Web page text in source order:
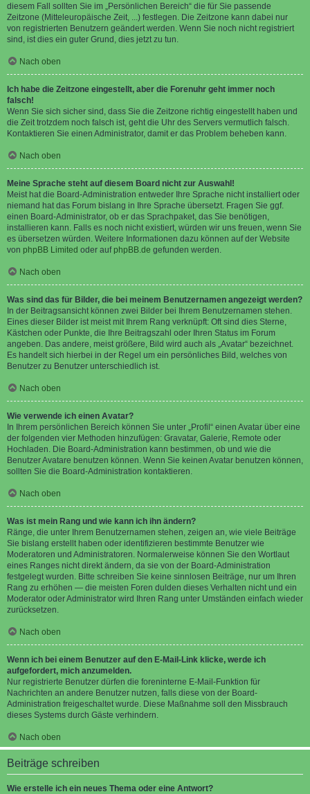
diesem Fall sollten Sie im „Persönlichen Bereich“ die für Sie passende
Zeitzone (Mitteleuropäische Zeit, ...) festlegen. Die Zeitzone kann dabei nur
von registrierten Benutzern geändert werden. Wenn Sie noch nicht registriert
sind, ist dies ein guter Grund, dies jetzt zu tun.
Nach oben
Ich habe die Zeitzone eingestellt, aber die Forenuhr geht immer noch
falsch!
Wenn Sie sich sicher sind, dass Sie die Zeitzone richtig eingestellt haben und
die Zeit trotzdem noch falsch ist, geht die Uhr des Servers vermutlich falsch.
Kontaktieren Sie einen Administrator, damit er das Problem beheben kann.
Nach oben
Meine Sprache steht auf diesem Board nicht zur Auswahl!
Meist hat die Board-Administration entweder Ihre Sprache nicht installiert oder
niemand hat das Forum bislang in Ihre Sprache übersetzt. Fragen Sie ggf.
einen Board-Administrator, ob er das Sprachpaket, das Sie benötigen,
installieren kann. Falls es noch nicht existiert, würden wir uns freuen, wenn Sie
es übersetzen würden. Weitere Informationen dazu können auf der Website
von phpBB Limited oder aufphpBB.de gefunden werden.
Nach oben
Was sind das für Bilder, die bei meinem Benutzernamen angezeigt werden?
In der Beitragsansicht können zwei Bilder bei Ihrem Benutzernamen stehen.
Eines dieser Bilder ist meist mit Ihrem Rang verknüpft: Oft sind dies Sterne,
Kästchen oder Punkte, die Ihre Beitragszahl oder Ihren Status im Forum
angeben. Das andere, meist größere, Bild wird auch als „Avatar“ bezeichnet.
Es handelt sich hierbei in der Regel um ein persönliches Bild, welches von
Benutzer zu Benutzer unterschiedlich ist.
Nach oben
Wie verwende ich einen Avatar?
In Ihrem persönlichen Bereich können Sie unter „Profil“ einen Avatar über eine
der folgenden vier Methoden hinzufügen: Gravatar, Galerie, Remote oder
Hochladen. Die Board-Administration kann bestimmen, ob und wie die
Benutzer Avatare benutzen können. Wenn Sie keinen Avatar benutzen können,
sollten Sie die Board-Administration kontaktieren.
Nach oben
Was ist mein Rang und wie kann ich ihn ändern?
Ränge, die unter Ihrem Benutzernamen stehen, zeigen an, wie viele Beiträge
Sie bislang erstellt haben oder identifizieren bestimmte Benutzer wie
Moderatoren und Administratoren. Normalerweise können Sie den Wortlaut
eines Ranges nicht direkt ändern, da sie von der Board-Administration
festgelegt wurden. Bitte schreiben Sie keine sinnlosen Beiträge, nur um Ihren
Rang zu erhöhen — die meisten Foren dulden dieses Verhalten nicht und ein
Moderator oder Administrator wird Ihren Rang unter Umständen einfach wieder
zurücksetzen.
Nach oben
Wenn ich bei einem Benutzer auf den E-Mail-Link klicke, werde ich
aufgefordert, mich anzumelden.
Nur registrierte Benutzer dürfen die foreninterne E-Mail-Funktion für
Nachrichten an andere Benutzer nutzen, falls diese von der Board-
Administration freigeschaltet wurde. Diese Maßnahme soll den Missbrauch
dieses Systems durch Gäste verhindern.
Nach oben
Beiträge schreiben
Wie erstelle ich ein neues Thema oder eine Antwort?